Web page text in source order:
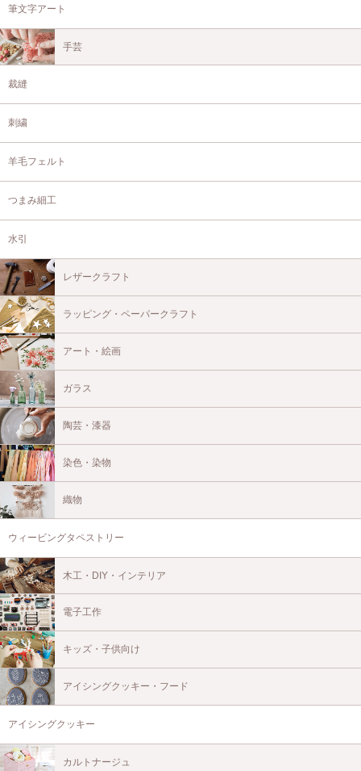
筆文字アート
手芸
裁縫
刺繍
羊毛フェルト
つまみ細工
水引
レザークラフト
ラッピング・ペーパークラフト
アート・絵画
ガラス
陶芸・漆器
染色・染物
織物
ウィービングタペストリー
木工・DIY・インテリア
電子工作
キッズ・子供向け
アイシングクッキー・フード
アイシングクッキー
カルトナージュ